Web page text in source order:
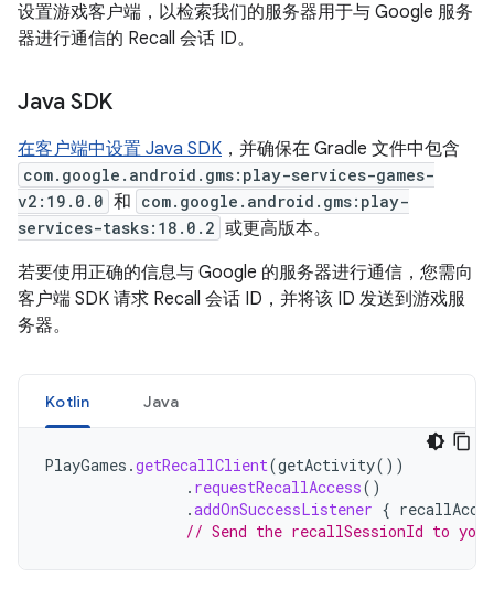
设置游戏客户端，以检索我们的服务器用于与 Google 服务
器进行通信的 Recall 会话 ID。
Java SDK
在客户端中设置 Java SDK ，并确保在 Gradle 文件中包含
com.google.android.gms:play-services-games-
v2:19.0.0 和 com.google.android.gms:play-
services-tasks:18.0.2 或更高版本。
若要使用正确的信息与 Google 的服务器进行通信，您需向
客户端 SDK 请求 Recall 会话 ID，并将该 ID 发送到游戏服
务器。
Kotlin Java
PlayGames .getRecallClient(getActivity())
. requestRecallAccess()
.addOnSuccessListener {
// Send the recallSessionId to your